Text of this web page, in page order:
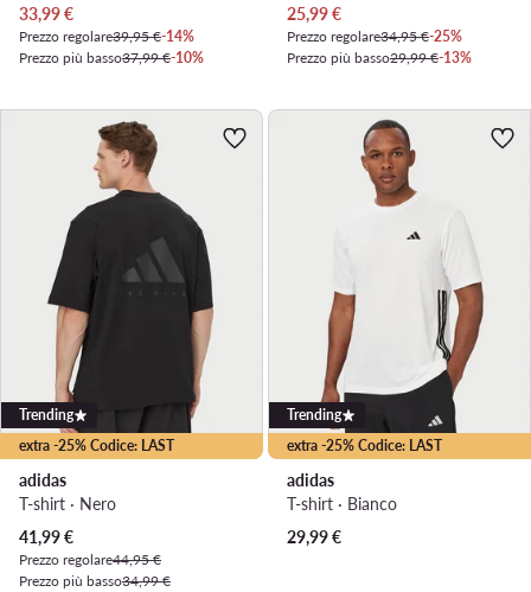
Prezzo attuale
33,99€
Prezzo regolare39,95 €-14%
Prezzo più basso37,99 €-10%
Prezzo attuale
25,99€
Prezzo regolare34,95 €-25%
Prezzo più basso29,99 €-13%
extra -25% Codice: LAST
Trending
adidas
T-shirt · Nero
Prezzo attuale
41,99€
Prezzo regolare44,95 €
Prezzo più basso34,99 €
extra -25% Codice: LAST
Trending
adidas
T-shirt · Bianco
29,99€